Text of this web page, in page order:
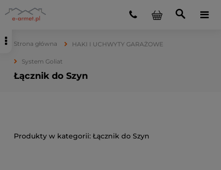
Strona główna HAKI I UCHWYTY GARAŻOWE
System Goliat
Łącznik do Szyn
Łącznik do Szyn